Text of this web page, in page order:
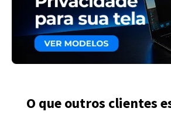
O que outros clientes